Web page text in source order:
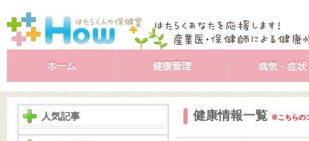
人気記事 健康情報一覧 ※こちらの